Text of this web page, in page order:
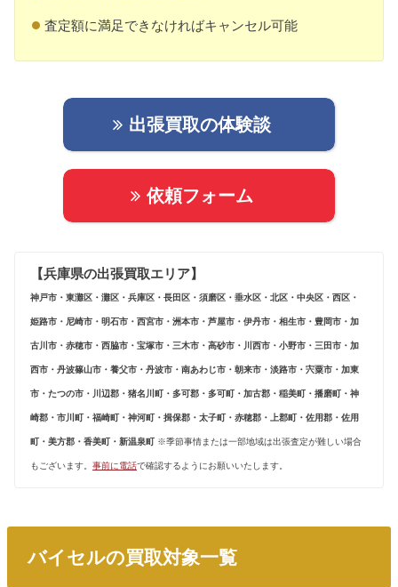
査定額に満足できなければキャンセル可能
出張買取の体験談
依頼フォーム
【兵庫県の出張買取エリア】
神戸市・東灘区・灘区・兵庫区・長田区・須磨区・垂水区・北区・中央区・西区・
姫路市・尼崎市・明石市・西宮市・洲本市・芦屋市・伊丹市・相生市・豊岡市・加
古川市・赤穂市・西脇市・宝塚市・三木市・高砂市・川西市・小野市・三田市・加
西市・丹波篠山市・養父市・丹波市・南あわじ市・朝来市・淡路市・宍粟市・加東
市・たつの市・川辺郡・猪名川町・多可郡・多可町・加古郡・稲美町・播磨町・神
崎郡・市川町・福崎町・神河町・揖保郡・太子町・赤穂郡・上郡町・佐用郡・佐用
町・美方郡・香美町・新温泉町 ※季節事情または一部地域は出張査定が難しい場合
もございます。事前に電話で確認するようにお願いいたします。
バイセルの買取対象一覧